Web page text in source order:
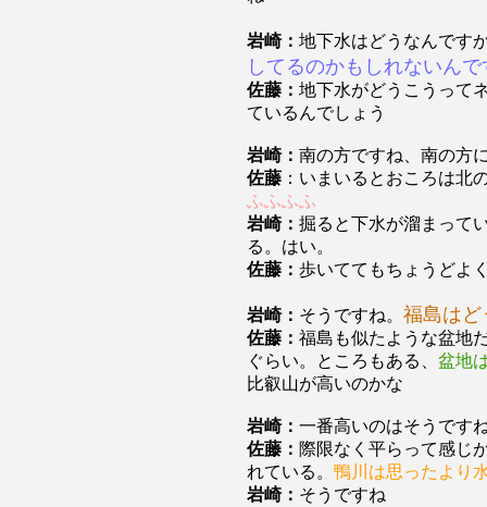
岩崎： 地下水はどうなんです
してるのかもしれないん
佐藤： 地下水がどうこうって
ているんでしょう
岩崎： 南の方ですね、南の方
佐藤 ：いまいるとおころは北
ふふふふ
岩崎： 掘ると下水が溜まって
る。はい。
佐藤： 歩いててもちょうどよ
岩崎： そうですね。 福島はど
佐藤： 福島も似たような盆地
ぐらい。ところもある、 盆地
比叡山が高いのかな
岩崎： 一番高いのはそうです
佐藤： 際限なく平らって感じ
れている。 鴨川は思ったより
岩崎： そうですね